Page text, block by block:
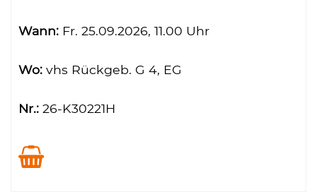
Wann: Fr. 25.09.2026, 11.00 Uhr
Wo: vhs Rückgeb. G 4, EG
Nr.: 26-K30221H